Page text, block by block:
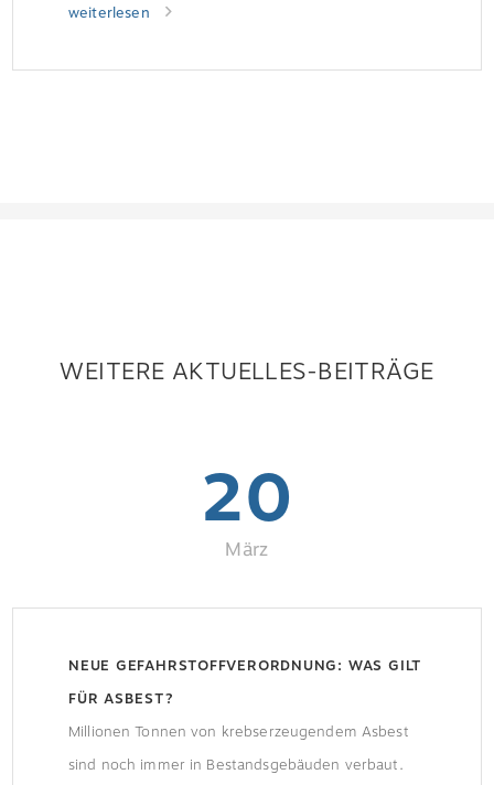
weiterlesen
WEITERE AKTUELLES-BEITRÄGE
20
März
NEUE GEFAHRSTOFFVERORDNUNG: WAS GILT
FÜR ASBEST?
Millionen Tonnen von krebserzeugendem Asbest
sind noch immer in Bestandsgebäuden verbaut.